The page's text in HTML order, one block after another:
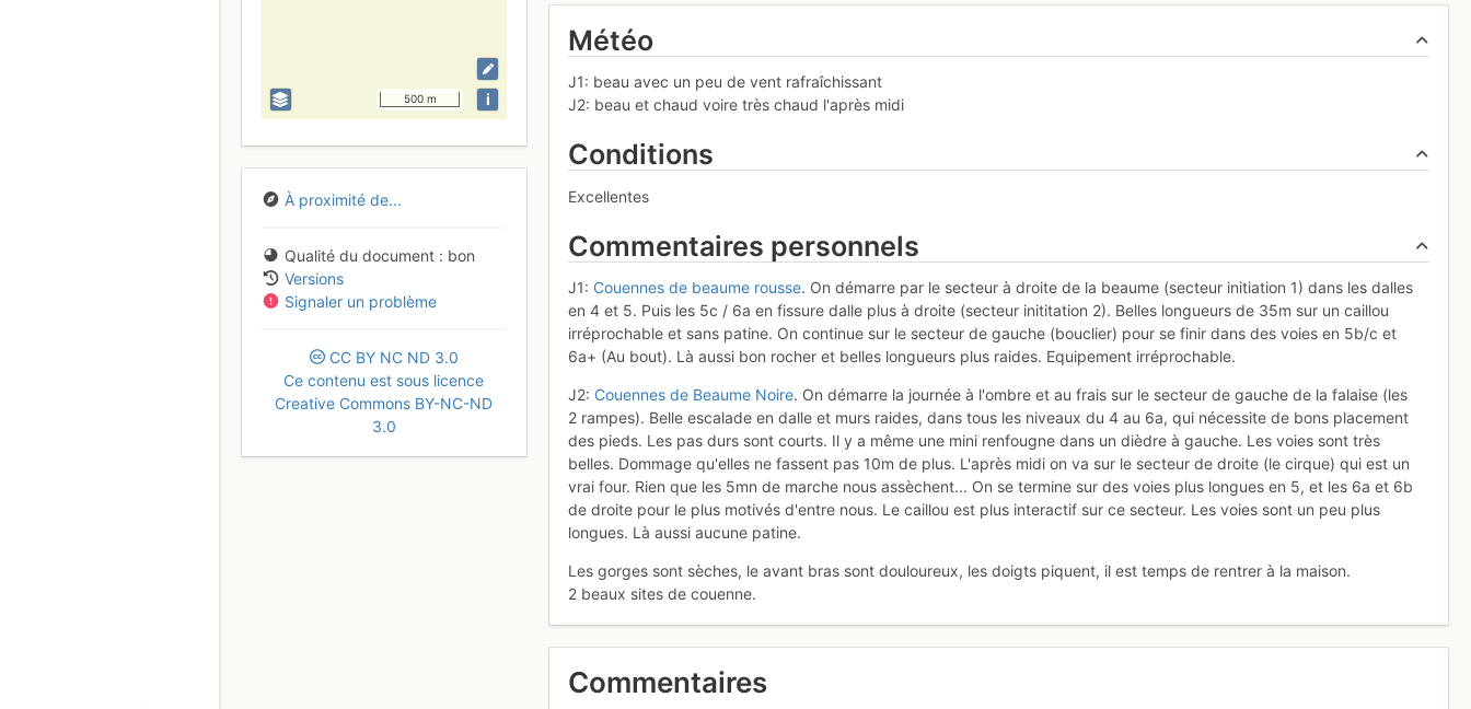
500 m i
À proximité de...
Qualité du document
bon
Versions
Signaler un problème
CC BY NC ND 3.0
Ce contenu est sous licence
Creative Commons BY-NC-ND
3.0
Météo
J1: beau avec un peu de vent rafraîchissant
J2: beau et chaud voire très chaud l'après midi
Conditions
Excellentes
Commentaires personnels
J1: Couennes de beaume rousse. On démarre par le secteur à droite de la beaume (secteur initiation 1) dans les dalles
en 4 et 5. Puis les 5c / 6a en fissure dalle plus à droite (secteur inititation 2). Belles longueurs de 35m sur un caillou
irréprochable et sans patine. On continue sur le secteur de gauche (bouclier) pour se finir dans des voies en 5b/c et
6a+ (Au bout). Là aussi bon rocher et belles longueurs plus raides. Equipement irréprochable.
J2: Couennes de Beaume Noire. On démarre la journée à l'ombre et au frais sur le secteur de gauche de la falaise (les
2 rampes). Belle escalade en dalle et murs raides, dans tous les niveaux du 4 au 6a, qui nécessite de bons placement
des pieds. Les pas durs sont courts. Il y a même une mini renfougne dans un dièdre à gauche. Les voies sont très
belles. Dommage qu'elles ne fassent pas 10m de plus. L'après midi on va sur le secteur de droite (le cirque) qui est un
vrai four. Rien que les 5mn de marche nous assèchent... On se termine sur des voies plus longues en 5, et les 6a et 6b
de droite pour le plus motivés d'entre nous. Le caillou est plus interactif sur ce secteur. Les voies sont un peu plus
longues. Là aussi aucune patine.
Les gorges sont sèches, le avant bras sont douloureux, les doigts piquent, il est temps de rentrer à la maison.
2 beaux sites de couenne.
Commentaires